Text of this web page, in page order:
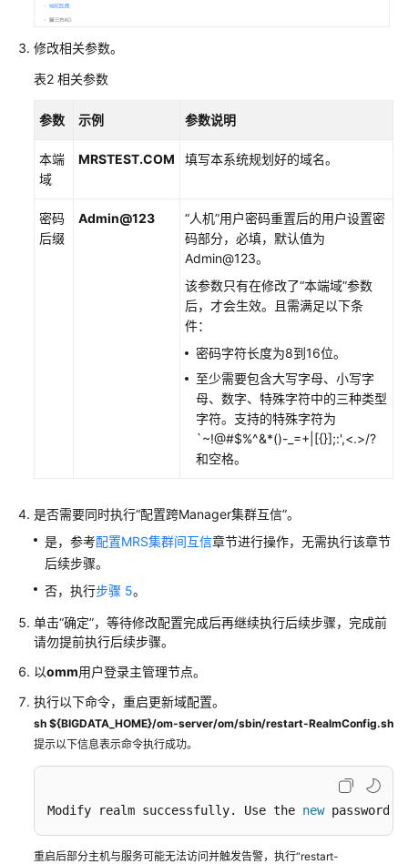
MRS
集
补
说
MRS
集
互
信
管
集
信
概
修
改
MRS
修改相关参数。
表2 相关参数
参数 示例 参数说明
本端
域
MRSTEST.COM 填写本系统规划好的域名。
密码
后缀
Admin@123
“人机”用户密码重置后的用户设置密
码部分，必填，默认值为
Admin@123。
该参数只有在修改了“本端域”参数
后，才会生效。且需满足以下条
件：
密码字符长度为8到16位。
至少需要包含大写字母、小写字
母、数字、特殊字符中的三种类型
字符。支持的特殊字符为
`~!@#$%^&*()-_=+|[{}];:',<.>/?
和空格。
是否需要同时执行“配置跨Manager集群互信”。
是，参考配置MRS集群间互信章节进行操作，无需执行该章节
后续步骤。
否，执行步骤 5。
单击“确定”，等待修改配置完成后再继续执行后续步骤，完成前
请勿提前执行后续步骤。
以omm用户登录主管理节点。
执行以下命令，重启更新域配置。
sh ${BIGDATA_HOME}/om-server/om/sbin/restart-RealmConfig.sh
提示以下信息表示命令执行成功。
Modify realm successfully. Use the new password
重启后部分主机与服务可能无法访问并触发告警，执行“restart-